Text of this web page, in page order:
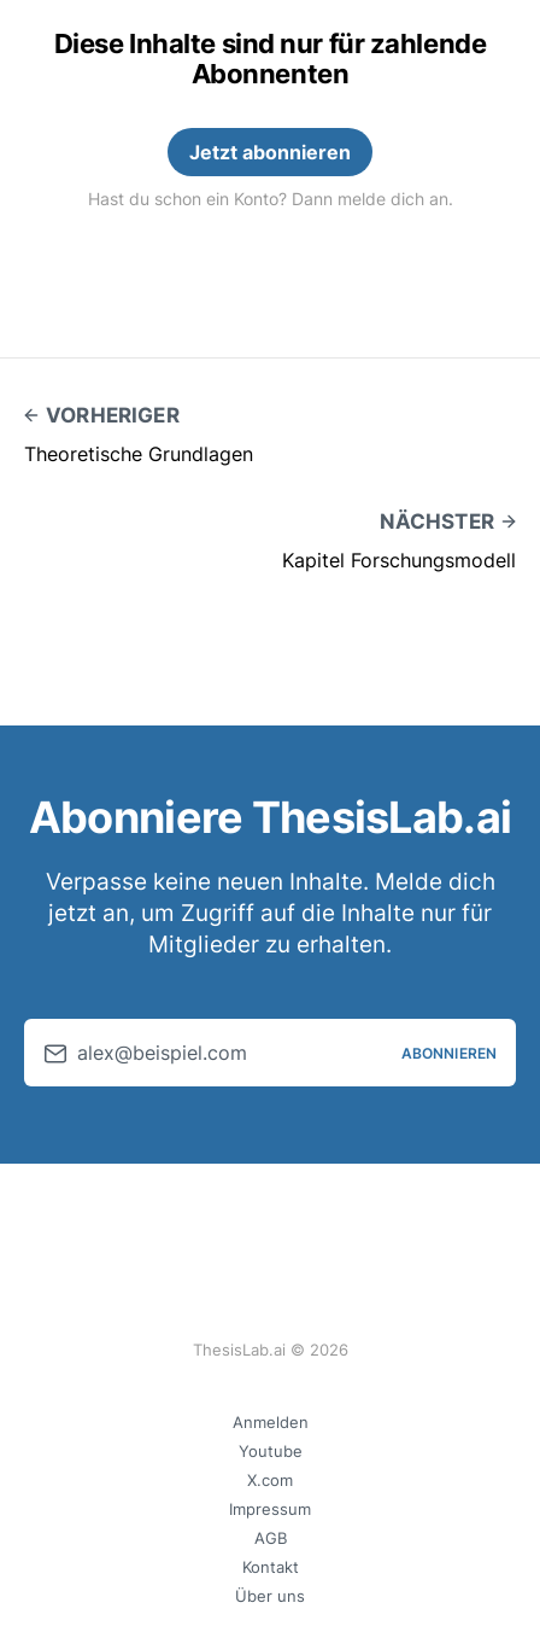
Diese Inhalte sind nur für zahlende
Abonnenten
Jetzt abonnieren
Hast du schon ein Konto? Dann melde dich an.
VORHERIGER
Theoretische Grundlagen
NÄCHSTER
Kapitel Forschungsmodell
Abonniere ThesisLab.ai
Verpasse keine neuen Inhalte. Melde dich
jetzt an, um Zugriff auf die Inhalte nur für
Mitglieder zu erhalten.
alex@beispiel.com ABONNIEREN
ThesisLab.ai © 2026
Anmelden
Youtube
X.com
Impressum
AGB
Kontakt
Über uns